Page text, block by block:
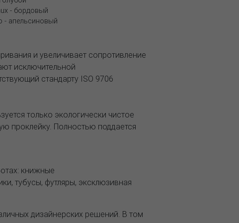
- бордовый
- апельсиновый
и увеличивает сопротивление
исключительной
стандарту ISO 9706
только экологически чистое
проклейку. Полностью поддается
книжные
тубусы, футляры, эксклюзивная
дизайнерских решений. В том